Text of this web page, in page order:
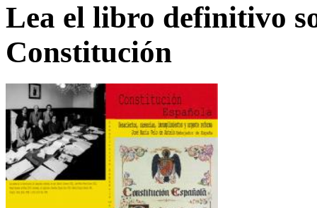
Lea el libro definitivo
Constitución